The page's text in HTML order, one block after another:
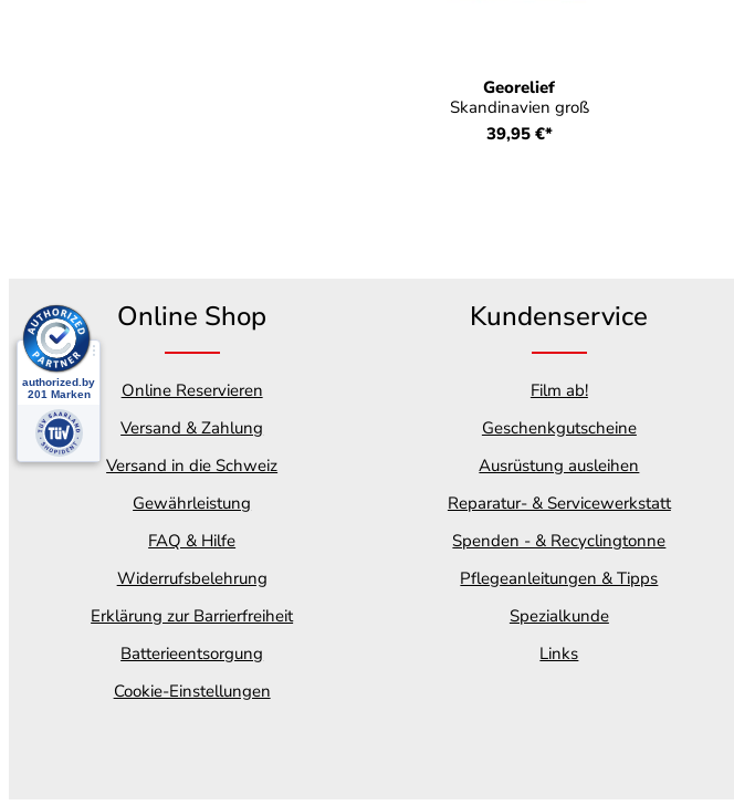
Georelief
Skandinavien groß
39,95 €*
Online Shop
Online Reservieren
Versand & Zahlung
Versand in die Schweiz
Gewährleistung
FAQ & Hilfe
Widerrufsbelehrung
Erklärung zur Barrierfreiheit
Batterieentsorgung
Cookie-Einstellungen
Kundenservice
Film ab!
Geschenkgutscheine
Ausrüstung ausleihen
Reparatur- & Servicewerkstatt
Spenden - & Recyclingtonne
Pflegeanleitungen & Tipps
Spezialkunde
Links